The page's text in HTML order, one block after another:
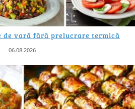
de vară fără prelucrare termică
06.08.2026